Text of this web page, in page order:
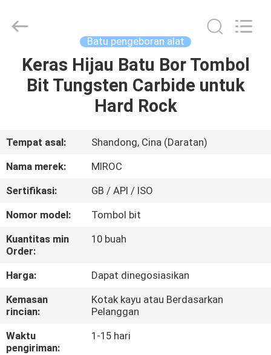
RUMAH
TENTANG
KAMI
TUR
PABRIK
KONTROL
KUALITAS
HUBUNGI
KAMI
Reserved.
Batu pengeboran alat
Keras Hijau Batu Bor Tombol
Bit Tungsten Carbide untuk
Hard Rock
Tempat asal:
Shandong, Cina (Daratan)
Nama merek:
MIROC
Sertifikasi:
GB / API / ISO
Nomor model:
Tombol bit
Kuantitas min
Order:
10 buah
Harga:
Dapat dinegosiasikan
Kemasan
rincian:
Kotak kayu atau Berdasarkan
Pelanggan
Waktu
pengiriman:
1-15 hari